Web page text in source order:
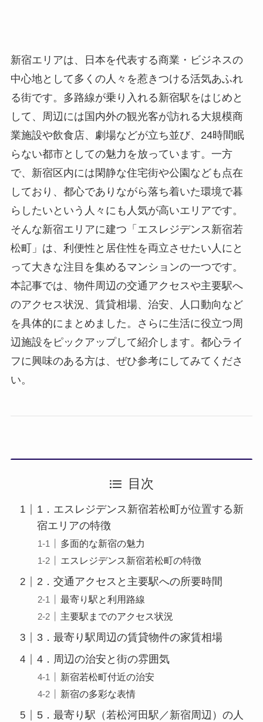
新宿エリアは、日本を代表する商業・ビジネスの
中心地として多くの人々を惹きつける活気あふれ
る街です。多路線が乗り入れる新宿駅をはじめと
して、周辺には国内外の観光客が訪れる大規模商
業施設や飲食店、劇場などが立ち並び、24時間眠
らない都市としての魅力を放っています。一方
で、新宿区内には閑静な住宅街や公園なども点在
しており、都心でありながら落ち着いた環境で暮
らしたいという人々にも人気が高いエリアです。
そんな新宿エリアに建つ「エスレジデンス新宿若
松町」は、利便性と居住性を両立させたい人にと
って大きな注目を集めるマンションの一つです。
本記事では、物件周辺の交通アクセスや主要駅へ
のアクセス状況、賃貸相場、治安、人口動向など
を具体的にまとめました。さらに生活に役立つ周
辺施設をピックアップして紹介します。都心ライ
フに興味のある方は、ぜひ参考にしてみてくださ
い。
目次
1．エスレジデンス新宿若松町が位置する新
宿エリアの特徴
多面的な新宿の魅力
エスレジデンス新宿若松町の特徴
2．交通アクセスと主要駅への所要時間
最寄り駅と利用路線
主要駅までのアクセス状況
3．最寄り駅周辺の賃貸物件の家賃相場
4．周辺の治安と街の雰囲気
新宿若松町付近の治安
新宿の多彩な表情
5．最寄り駅（若松河田駅／新宿周辺）の人